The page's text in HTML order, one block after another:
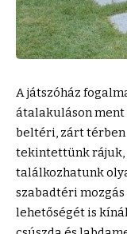
A játszóház
átalakuláson ment
beltéri, zárt
tekintettünk rájuk,
találkozhatunk
szabadtéri
lehetőségét is